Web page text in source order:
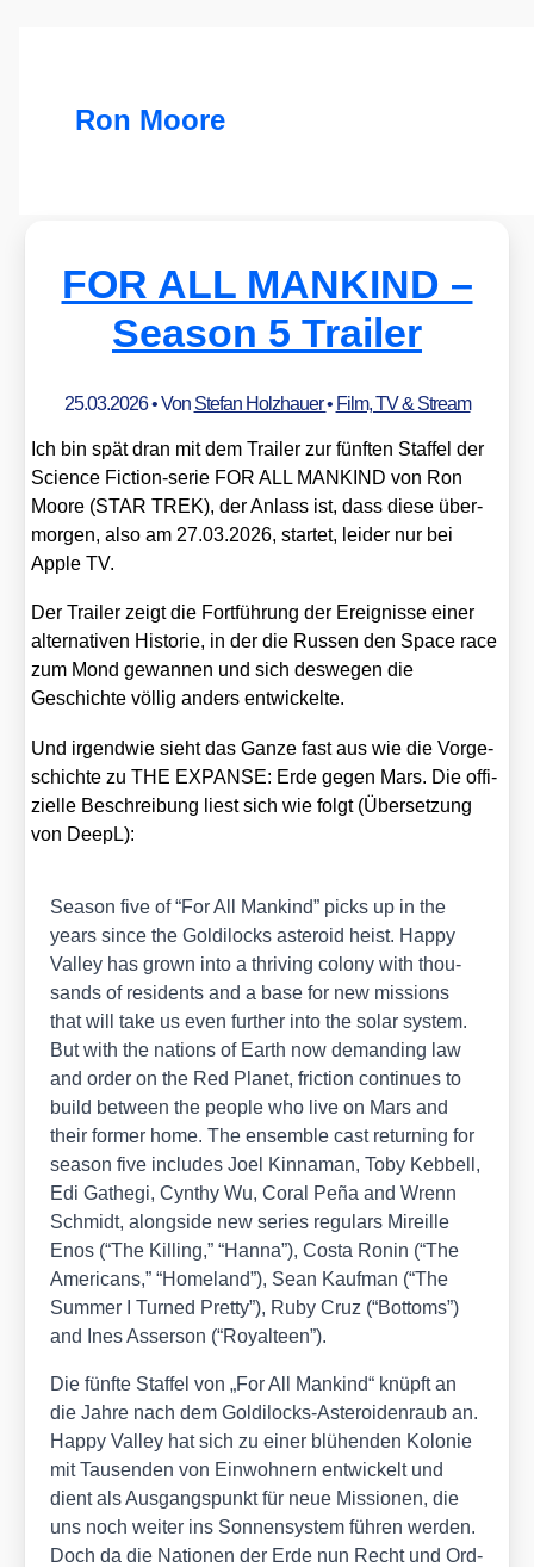
Ron Moore
FOR ALL MANKIND –
Season 5 Trailer
25.03.2026• Von Stefan Holzhauer• Film, TV & Stream
Ich bin spät dran mit dem Trai­ler zur fünf­ten Staf­fel der
Sci­ence Fic­tion-serie FOR ALL MANKIND von Ron
Moo­re (STAR TREK), der Anlass ist, dass die­se über­
mor­gen, also am 27.03.2026, star­tet, lei­der nur bei
Apple TV.
Der Trai­ler zeigt die Fort­füh­rung der Ereig­nis­se einer
alter­na­ti­ven His­to­rie, in der die Rus­sen den Space race
zum Mond gewan­nen und sich des­we­gen die
Geschich­te völ­lig anders ent­wi­ckel­te.
Und irgend­wie sieht das Gan­ze fast aus wie die Vor­ge­
schich­te zu THE EXPANSE: Erde gegen Mars. Die offi­
zi­el­le Beschrei­bung liest sich wie folgt (Über­set­zung
von DeepL):
Sea­son five of “For All Man­kind” picks up in the
years sin­ce the Gol­di­locks aste­ro­id heist. Hap­py
Val­ley has grown into a thri­ving colo­ny with thou­
sands of resi­dents and a base for new mis­si­ons
that will take us even fur­ther into the solar sys­tem.
But with the nati­ons of Earth now deman­ding law
and order on the Red Pla­net, fric­tion con­ti­nues to
build bet­ween the peo­p­le who live on Mars and
their for­mer home. The ensem­ble cast retur­ning for
sea­son five includes Joel Kin­na­man, Toby Keb­bell,
Edi Gathe­gi, Cyn­thy Wu, Coral Peña and Wrenn
Schmidt, along­side new series regu­lars Mireil­le
Enos (“The Kil­ling,” “Han­na”), Cos­ta Ronin (“The
Ame­ri­cans,” “Home­land”), Sean Kauf­man (“The
Sum­mer I Tur­ned Pret­ty”), Ruby Cruz (“Bot­toms”)
and Ines Asser­son (“Royal­te­en”).
Die fünf­te Staf­fel von „For All Man­kind“ knüpft an
die Jah­re nach dem Gol­di­locks-Aste­ro­iden­raub an.
Hap­py Val­ley hat sich zu einer blü­hen­den Kolo­nie
mit Tau­sen­den von Ein­woh­nern ent­wi­ckelt und
dient als Aus­gangs­punkt für neue Mis­sio­nen, die
uns noch wei­ter ins Son­nen­sys­tem füh­ren wer­den.
Doch da die Natio­nen der Erde nun Recht und Ord­